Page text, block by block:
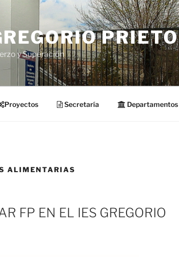
PRIETO
y Superación
Proyectos Secretaría Departamentos
ALIMENTARIAS
FP EN EL IES GREGORIO